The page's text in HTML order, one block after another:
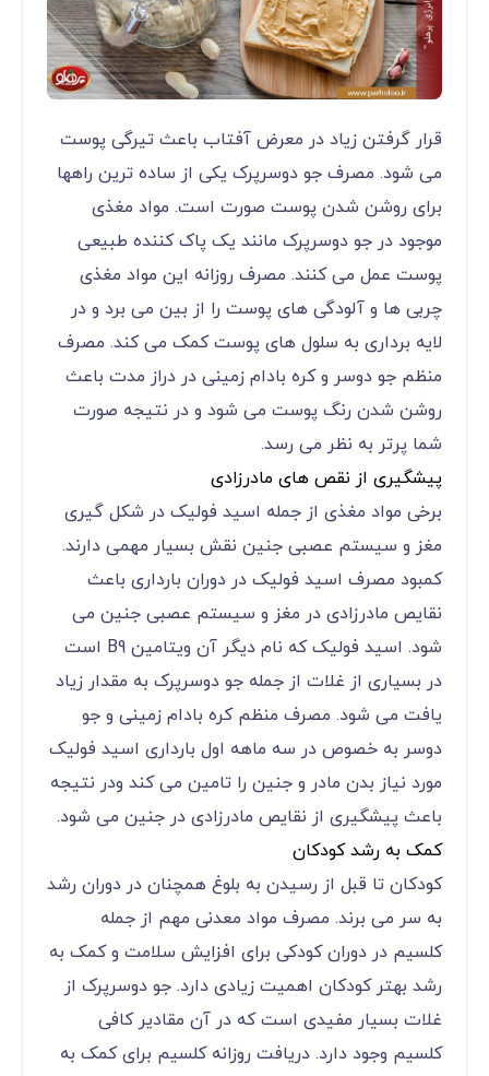
قرار گرفتن زیاد در معرض آفتاب باعث تیرگی پوست
می شود. مصرف جو دوسرپرک یکی از ساده ترین راهها
برای روشن شدن پوست صورت است. مواد مغذی
موجود در جو دوسرپرک مانند یک پاک کننده طبیعی
پوست عمل می کنند. مصرف روزانه این مواد مغذی
چربی ها و آلودگی های پوست را از بین می برد و در
لایه برداری به سلول های پوست کمک می کند. مصرف
منظم جو دوسر و کره بادام زمینی در دراز مدت باعث
روشن شدن رنگ پوست می شود و در نتیجه صورت
شما پرتر به نظر می رسد.
پیشگیری از نقص های مادرزادی
برخی مواد مغذی از جمله اسید فولیک در شکل گیری
مغز و سیستم عصبی جنین نقش بسیار مهمی دارند.
کمبود مصرف اسید فولیک در دوران بارداری باعث
نقایص مادرزادی در مغز و سیستم عصبی جنین می
شود. اسید فولیک که نام دیگر آن ویتامین B9 است
در بسیاری از غلات از جمله جو دوسرپرک به مقدار زیاد
یافت می شود. مصرف منظم کره بادام زمینی و جو
دوسر به خصوص در سه ماهه اول بارداری اسید فولیک
مورد نیاز بدن مادر و جنین را تامین می کند ودر نتیجه
باعث پیشگیری از نقایص مادرزادی در جنین می شود.
کمک به رشد کودکان
کودکان تا قبل از رسیدن به بلوغ همچنان در دوران رشد
به سر می برند. مصرف مواد معدنی مهم از جمله
کلسیم در دوران کودکی برای افزایش سلامت و کمک به
رشد بهتر کودکان اهمیت زیادی دارد. جو دوسرپرک از
غلات بسیار مفیدی است که در آن مقادیر کافی
کلسیم وجود دارد. دریافت روزانه کلسیم برای کمک به